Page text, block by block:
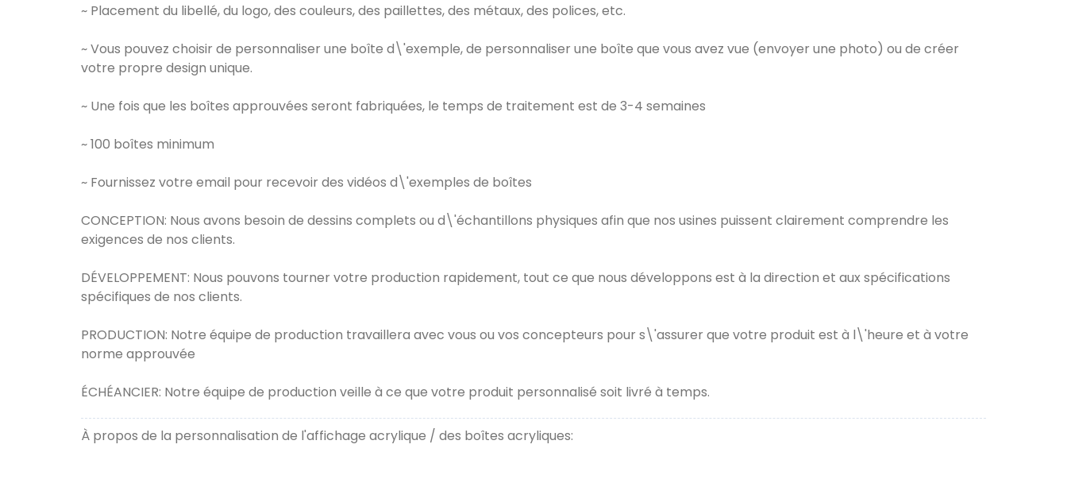
~ Placement du libellé, du logo, des couleurs, des paillettes, des métaux, des polices, etc.
~ Vous pouvez choisir de personnaliser une boîte d\'exemple, de personnaliser une boîte que vous avez vue (envoyer une photo) ou de créer
votre propre design unique.
~ Une fois que les boîtes approuvées seront fabriquées, le temps de traitement est de 3-4 semaines
~ 100 boîtes minimum
~ Fournissez votre email pour recevoir des vidéos d\'exemples de boîtes
CONCEPTION: Nous avons besoin de dessins complets ou d\'échantillons physiques afin que nos usines puissent clairement comprendre les
exigences de nos clients.
DÉVELOPPEMENT: Nous pouvons tourner votre production rapidement, tout ce que nous développons est à la direction et aux spécifications
spécifiques de nos clients.
PRODUCTION: Notre équipe de production travaillera avec vous ou vos concepteurs pour s\'assurer que votre produit est à l\'heure et à votre
norme approuvée
ÉCHÉANCIER: Notre équipe de production veille à ce que votre produit personnalisé soit livré à temps.
À propos de la personnalisation de l'affichage acrylique / des boîtes acryliques: